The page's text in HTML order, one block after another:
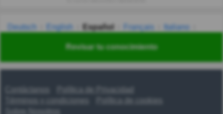
Revisar tu conocimiento
Deutsch English Español Français
Italiano
Українська हिन्दी 한국어 汉语
Contáctanos
Política de Privacidad
Términos y condiciones